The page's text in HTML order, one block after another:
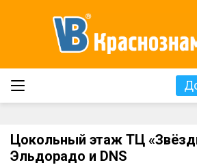
Цокольный этаж ТЦ
Эльдорадо и DNS